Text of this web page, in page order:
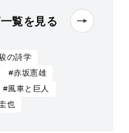
覧を見る
の詩学
#赤坂憲雄
#風車と巨人
也